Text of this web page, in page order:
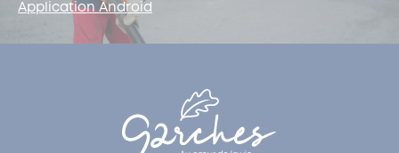
Application Android